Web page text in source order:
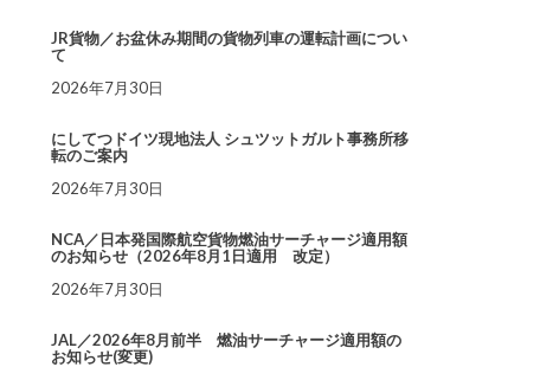
JR貨物／お盆休み期間の貨物列車の運転計画につい
て
2026年7月30日
にしてつドイツ現地法人 シュツットガルト事務所移
転のご案内
2026年7月30日
NCA／日本発国際航空貨物燃油サーチャージ適用額
のお知らせ（2026年8月1日適用 改定）
2026年7月30日
JAL／2026年8月前半 燃油サーチャージ適用額の
お知らせ(変更)